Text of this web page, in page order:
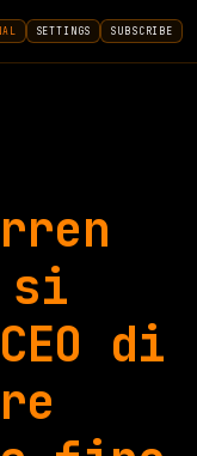
SETTINGS SUBSCRIBE
si
di